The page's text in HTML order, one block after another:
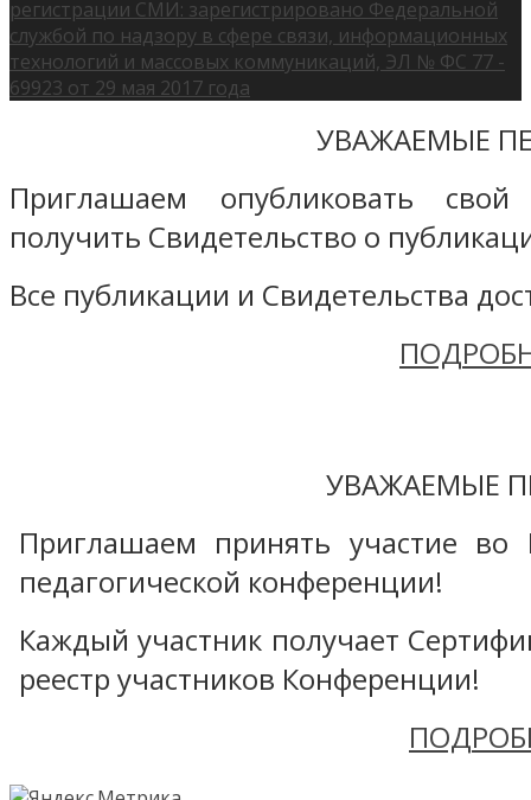
регистрации СМИ: зарегистрировано Федеральной
службой по надзору в сфере связи, информационных
технологий и массовых коммуникаций, ЭЛ № ФС 77 -
69923 от 29 мая 2017 года
УВАЖАЕМЫЕ
Приглашаем опубликовать
получить Свидетельство о
Все публикации и Свидетельства
УВАЖАЕМЫЕ
Приглашаем принять участие во
педагогической конференции!
Каждый участник получает
реестр участников Конференции!